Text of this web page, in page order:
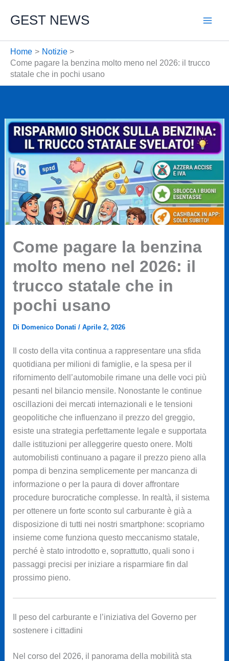
GEST NEWS
Home
Notizie
Come pagare la benzina molto meno nel 2026: il trucco
statale che in pochi usano
Come pagare la benzina
molto meno nel 2026: il
trucco statale che in
pochi usano
Di Domenico Donati / Aprile 2, 2026
Il costo della vita continua a rappresentare una sfida
quotidiana per milioni di famiglie, e la spesa per il
rifornimento dell’automobile rimane una delle voci più
pesanti nel bilancio mensile. Nonostante le continue
oscillazioni dei mercati internazionali e le tensioni
geopolitiche che influenzano il prezzo del greggio,
esiste una strategia perfettamente legale e supportata
dalle istituzioni per alleggerire questo onere. Molti
automobilisti continuano a pagare il prezzo pieno alla
pompa di benzina semplicemente per mancanza di
informazione o per la paura di dover affrontare
procedure burocratiche complesse. In realtà, il sistema
per ottenere un forte sconto sul carburante è già a
disposizione di tutti nei nostri smartphone: scopriamo
insieme come funziona questo meccanismo statale,
perché è stato introdotto e, soprattutto, quali sono i
passaggi precisi per iniziare a risparmiare fin dal
prossimo pieno.
Il peso del carburante e l’iniziativa del Governo per
sostenere i cittadini
Nel corso del 2026, il panorama della mobilità sta